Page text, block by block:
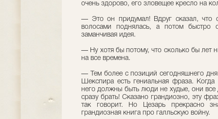
очень здорово, его зловещее кресло на
— Это он придумал! Вдруг сказал, что
волосами поднялась, а потом быстро
заманчивая идея.
— Ну хотя бы потому, что сколько бы лет
на все времена.
— Тем более с позиций сегодняшнего
Шекспира есть гениальная фраза.
него должны быть люди не худые, они
сразу брать! Сказано грандиозно, эту
так говорит. Но Цезарь прекрасно
грандиозная книга про галльскую войну.